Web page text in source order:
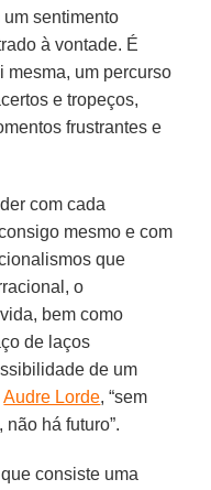
sentimento
à vontade. É
mesma, um percurso
e tropeços,
frustrantes e
com cada
mesmo e com
que
o
bem como
de laços
de um
Audre Lorde, “sem
há futuro”.
consiste uma